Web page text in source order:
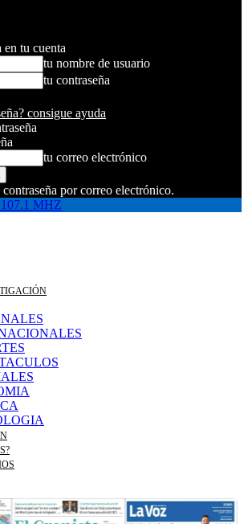
en tu cuenta
tu nombre de usuario
tu contraseña
consigue ayuda
tu correo electrónico
por correo electrónico.
MHZ